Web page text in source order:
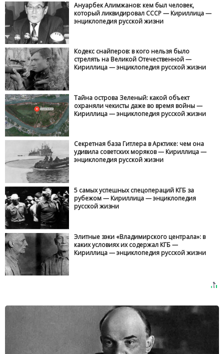
Ануарбек Алимжанов: кем был человек,
который ликвидировал СССР — Кириллица —
энциклопедия русской жизни
Кодекс снайперов: в кого нельзя было
стрелять на Великой Отечественной —
Кириллица — энциклопедия русской жизни
Тайна острова Зеленый: какой объект
охраняли чекисты даже во время войны —
Кириллица — энциклопедия русской жизни
Секретная база Гитлера в Арктике: чем она
удивила советских моряков — Кириллица —
энциклопедия русской жизни
5 самых успешных спецопераций КГБ за
рубежом — Кириллица — энциклопедия
русской жизни
Элитные зэки «Владимирского централа»: в
каких условиях их содержал КГБ —
Кириллица — энциклопедия русской жизни